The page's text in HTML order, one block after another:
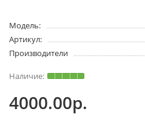
Модель:
Артикул:
Производители
4000.00р.